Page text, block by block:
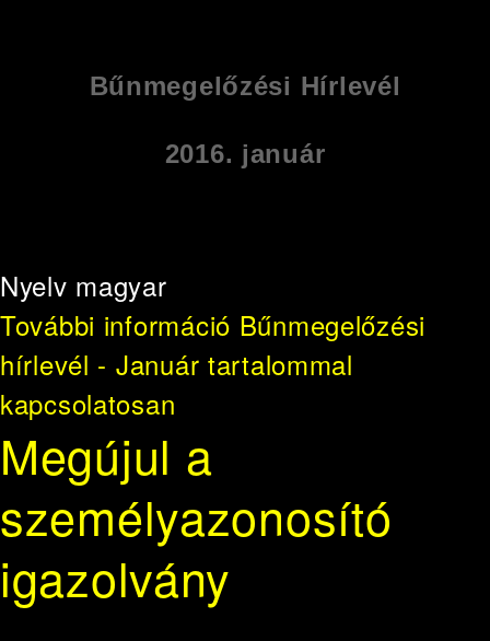
Bűnmegelőzési Hírlevél
2016. január
Nyelv magyar
További információ Bűnmegelőzési
hírlevél - Január tartalommal
kapcsolatosan
Megújul a
személyazonosító
igazolvány